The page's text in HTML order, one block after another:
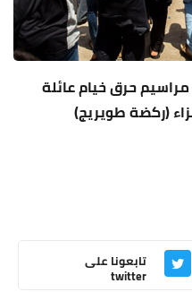
حرق خيام عائلة
(ركضة طويريج)
تابعونا على
twitter